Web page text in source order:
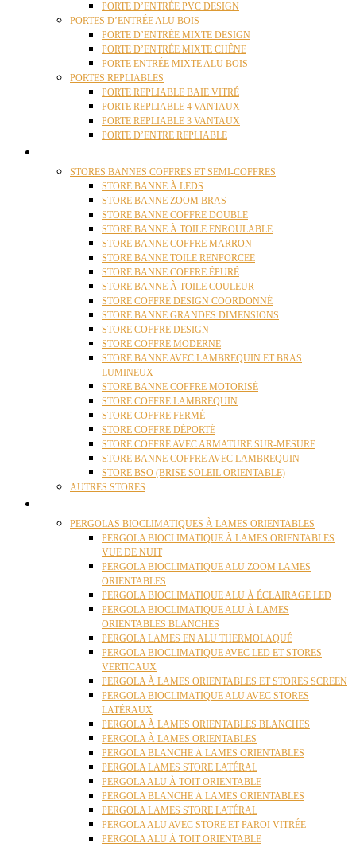
PORTE D’ENTRÉE PVC DESIGN
PORTES D’ENTRÉE ALU BOIS
PORTE D’ENTRÉE MIXTE DESIGN
PORTE D’ENTRÉE MIXTE CHÊNE
PORTE ENTRÉE MIXTE ALU BOIS
PORTES REPLIABLES
PORTE REPLIABLE BAIE VITRÉ
PORTE REPLIABLE 4 VANTAUX
PORTE REPLIABLE 3 VANTAUX
PORTE D’ENTRE REPLIABLE
STORES BANNES COFFRES ET SEMI-COFFRES
STORE BANNE À LEDS
STORE BANNE ZOOM BRAS
STORE BANNE COFFRE DOUBLE
STORE BANNE À TOILE ENROULABLE
STORE BANNE COFFRE MARRON
STORE BANNE TOILE RENFORCEE
STORE BANNE COFFRE ÉPURÉ
STORE BANNE À TOILE COULEUR
STORE COFFRE DESIGN COORDONNÉ
STORE BANNE GRANDES DIMENSIONS
STORE COFFRE DESIGN
STORE COFFRE MODERNE
STORE BANNE AVEC LAMBREQUIN ET BRAS
LUMINEUX
STORE BANNE COFFRE MOTORISÉ
STORE COFFRE LAMBREQUIN
STORE COFFRE FERMÉ
STORE COFFRE DÉPORTÉ
STORE COFFRE AVEC ARMATURE SUR-MESURE
STORE BANNE COFFRE AVEC LAMBREQUIN
STORE BSO (BRISE SOLEIL ORIENTABLE)
AUTRES STORES
PERGOLAS BIOCLIMATIQUES À LAMES ORIENTABLES
PERGOLA BIOCLIMATIQUE À LAMES ORIENTABLES
VUE DE NUIT
PERGOLA BIOCLIMATIQUE ALU ZOOM LAMES
ORIENTABLES
PERGOLA BIOCLIMATIQUE ALU À ÉCLAIRAGE LED
PERGOLA BIOCLIMATIQUE ALU À LAMES
ORIENTABLES BLANCHES
PERGOLA LAMES EN ALU THERMOLAQUÉ
PERGOLA BIOCLIMATIQUE AVEC LED ET STORES
VERTICAUX
PERGOLA À LAMES ORIENTABLES ET STORES SCREEN
PERGOLA BIOCLIMATIQUE ALU AVEC STORES
LATÉRAUX
PERGOLA À LAMES ORIENTABLES BLANCHES
PERGOLA À LAMES ORIENTABLES
PERGOLA BLANCHE À LAMES ORIENTABLES
PERGOLA LAMES STORE LATÉRAL
PERGOLA ALU À TOIT ORIENTABLE
PERGOLA BLANCHE À LAMES ORIENTABLES
PERGOLA LAMES STORE LATÉRAL
PERGOLA ALU AVEC STORE ET PAROI VITRÉE
PERGOLA ALU À TOIT ORIENTABLE